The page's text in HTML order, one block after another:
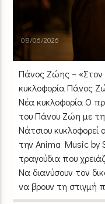
08/06/2026
Πάνος Ζώης –
κυκλοφορία Πάνος
Νέα κυκλοφορία Ο
του Πάνου Ζώη με
Νάτσιου κυκλοφορεί
την Anima Music
τραγούδια που
Να διανύσουν τον
να βρουν τη στιγμή